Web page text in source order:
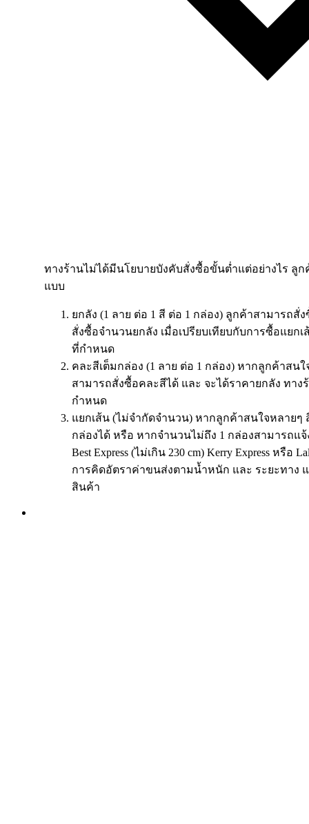
ทางร้านไม่ได้มีนโยบายบังคับสั่งซื้อขั้นต่ำแต่อย่างไร ลู
แบบ
ยกลัง (1 ลาย ต่อ 1 สี ต่อ 1 กล่อง) ลูกค้าสามารถสั่
สั่งซื้อจำนวนยกลัง เมื่อเปรียบเทียบกับการซื้อแยก
ที่กำหนด
คละสีเต็มกล่อง (1 ลาย ต่อ 1 กล่อง) หากลูกค้าสน
สามารถสั่งซื้อคละสีได้ และ จะได้ราคายกลัง ทา
กำหนด
แยกเส้น (ไม่จำกัดจำนวน) หากลูกค้าสนใจหลายๆ
กล่องได้ หรือ หากจำนวนไม่ถึง 1 กล่องสามารถแ
Best Express (ไม่เกิน 230 cm) Kerry Express หรื
การคิดอัตราค่าขนส่งตามน้ำหนัก และ ระยะทาง
สินค้า